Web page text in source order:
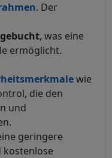
. Der
, was eine
ermöglicht.
wie
die den
und
geringere